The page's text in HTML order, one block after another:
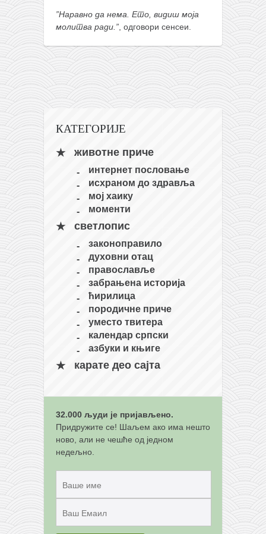
бо
тонфа
тимбеи рочин
тсунами дојо
програм
чланарина
контакт
бесплатна е-књига
термини тренинга
моја прича
моја прича
контакт
”Наравно да нема. Ето, видиш моја
молитва ради.” , одговори сенсеи.
КАТЕГОРИЈЕ
животне приче
интернет пословање
исхраном до здравља
мој хаику
моменти
светлопис
законоправило
духовни отац
православље
забрањена историја
ћирилица
породичне приче
уместо твитера
календар српски
азбуки и књиге
карате део сајта
32.000 људи је пријављено.
Придружите се! Шаљем ако има нешто
ново, али не чешће од једном
недељно.